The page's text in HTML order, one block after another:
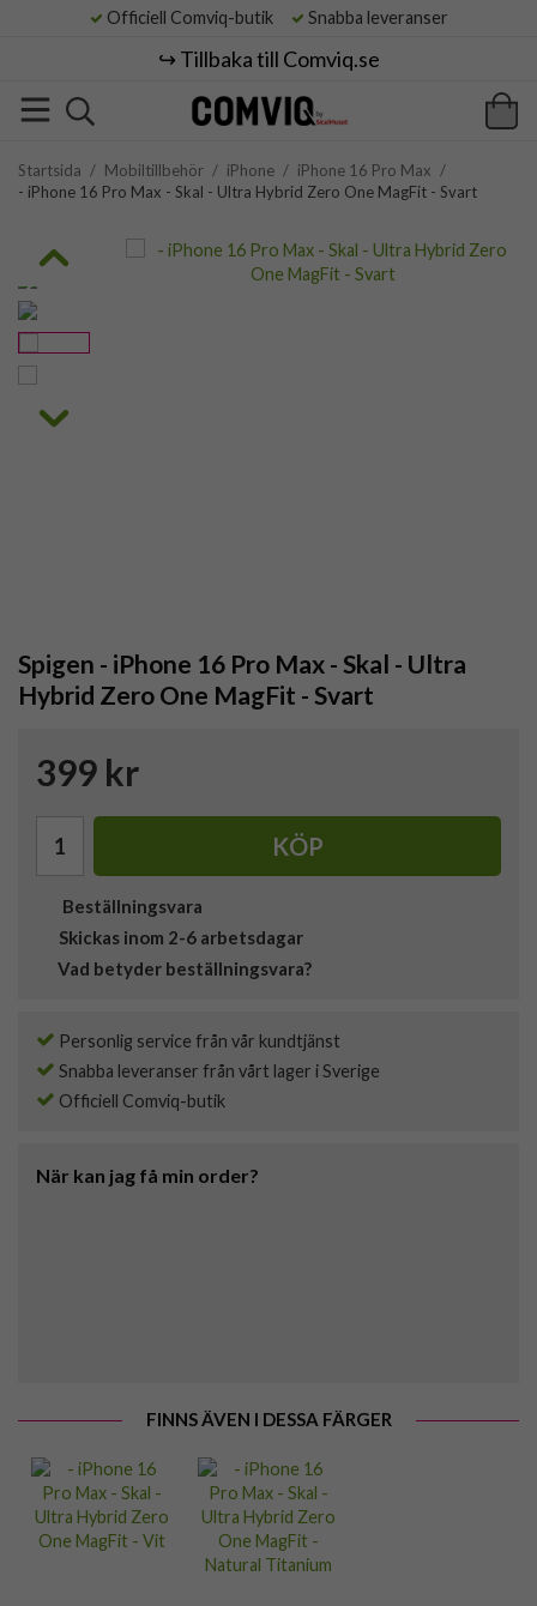
Officiell Comviq-butik Snabba leveranser
↪️ Tillbaka till Comviq.se
Startsida / Mobiltillbehör / iPhone / iPhone 16 Pro Max /
- iPhone 16 Pro Max - Skal - Ultra Hybrid Zero One MagFit - Svart
Spigen - iPhone 16 Pro Max - Skal - Ultra
Hybrid Zero One MagFit - Svart
399 kr
KÖP
Beställningsvara
Skickas inom 2-6 arbetsdagar
Vad betyder beställningsvara?
Personlig service från vår kundtjänst
Snabba leveranser från vårt lager i Sverige
Officiell Comviq-butik
När kan jag få min order?
FINNS ÄVEN I DESSA FÄRGER